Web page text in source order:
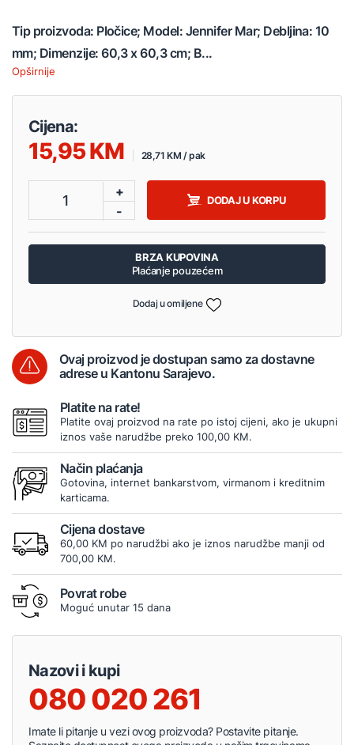
Tip proizvoda: Pločice; Model: Jennifer Mar; Debljina: 10
mm; Dimenzije: 60,3 x 60,3 cm; B...
Opširnije
Cijena:
15,95 28,71 KM / pak
1
+
-
DODAJ U KORPU
BRZA KUPOVINA
Plaćanje pouzećem
Dodaj u omiljene
Ovaj proizvod je dostupan samo za dostavne
adrese u Kantonu Sarajevo.
Platite na rate!
Platite ovaj proizvod na rate po istoj cijeni, ako je ukupni
iznos vaše narudžbe preko 100,00 KM.
Način plaćanja
Gotovina, internet bankarstvom, virmanom i kreditnim
karticama.
Cijena dostave
60,00 KM po narudžbi ako je iznos narudžbe manji od
700,00 KM.
Povrat robe
Moguć unutar 15 dana
Nazovi i kupi
080 020 261
Imate li pitanje u vezi ovog proizvoda? Postavite pitanje.